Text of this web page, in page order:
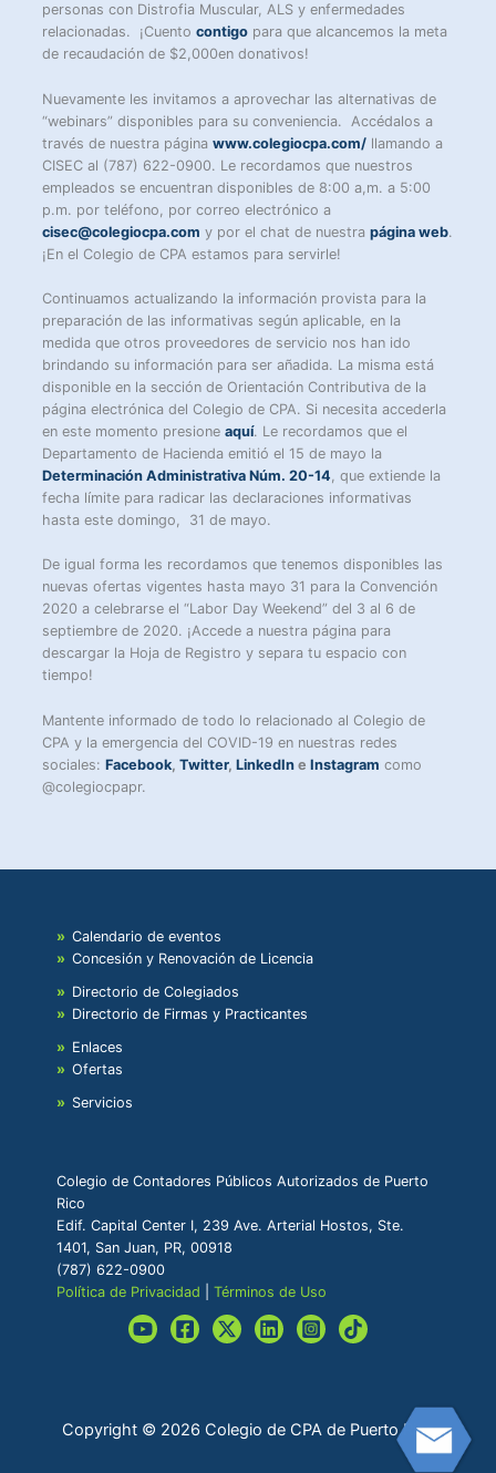
personas con Distrofia Muscular, ALS y enfermedades
relacionadas. ¡Cuentocontigo para que alcancemos la meta
de recaudación de $2,000en donativos!
Nuevamente les invitamos a aprovechar las alternativas de
“webinars” disponibles para su conveniencia. Accédalos a
través de nuestra páginawww.colegiocpa.com/ llamando a
CISEC al (787) 622-0900. Le recordamos que nuestros
empleados se encuentran disponibles de 8:00 a,m. a 5:00
p.m. por teléfono, por correo electrónico a
cisec@colegiocpa.com y por el chat de nuestrapágina web.
¡En el Colegio de CPA estamos para servirle!
Continuamos actualizando la información provista para la
preparación de las informativas según aplicable, en la
medida que otros proveedores de servicio nos han ido
brindando su información para ser añadida. La misma está
disponible en la sección de Orientación Contributiva de la
página electrónica del Colegio de CPA. Si necesita accederla
en este momento presioneaquí. Le recordamos que el
Departamento de Hacienda emitió el 15 de mayo la
Determinación Administrativa Núm. 20-14, que extiende la
fecha límite para radicar las declaraciones informativas
hasta este domingo, 31 de mayo.
De igual forma les recordamos que tenemos disponibles las
nuevas ofertas vigentes hasta mayo 31 para la Convención
2020 a celebrarse el “Labor Day Weekend” del 3 al 6 de
septiembre de 2020. ¡Accede a nuestra página para
descargar la Hoja de Registro y separa tu espacio con
tiempo!
Mantente informado de todo lo relacionado al Colegio de
CPA y la emergencia del COVID-19 en nuestras redes
sociales:Facebook,Twitter,LinkedIn eInstagram como
@colegiocpapr.
Calendario de eventos
Concesión y Renovación de Licencia
Directorio de Colegiados
Directorio de Firmas y Practicantes
Enlaces
Ofertas
Servicios
Colegio de Contadores Públicos Autorizados de Puerto
Rico
Edif. Capital Center I, 239 Ave. Arterial Hostos, Ste.
1401, San Juan, PR, 00918
(787) 622-0900
Política de Privacidad |Términos de Uso
Copyright © 2026 Colegio de CPA de Puerto Rico